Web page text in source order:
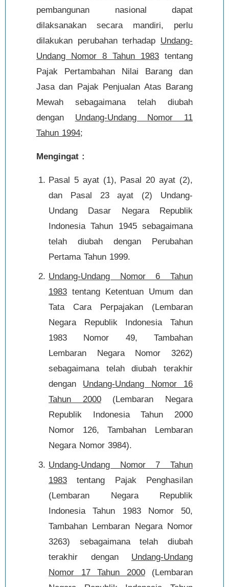
pembangunan nasional dapat
dilaksanakan secara mandiri, perlu
dilakukan perubahan terhadap Undang-
Undang Nomor 8 Tahun 1983 tentang
Pajak Pertambahan Nilai Barang dan
Jasa dan Pajak Penjualan Atas Barang
Mewah sebagaimana telah diubah
dengan Undang-Undang Nomor 11
Tahun 1994;
Mengingat :
Pasal 5 ayat (1), Pasal 20 ayat (2),
dan Pasal 23 ayat (2) Undang-
Undang Dasar Negara Republik
Indonesia Tahun 1945 sebagaimana
telah diubah dengan Perubahan
Pertama Tahun 1999.
Undang-Undang Nomor 6 Tahun
1983 tentang Ketentuan Umum dan
Tata Cara Perpajakan (Lembaran
Negara Republik Indonesia Tahun
1983 Nomor 49, Tambahan
Lembaran Negara Nomor 3262)
sebagaimana telah diubah terakhir
dengan Undang-Undang Nomor 16
Tahun 2000(Lembaran Negara
Republik Indonesia Tahun 2000
Nomor 126, Tambahan Lembaran
Negara Nomor 3984).
Undang-Undang Nomor 7 Tahun
1983 tentang Pajak Penghasilan
(Lembaran Negara Republik
Indonesia Tahun 1983 Nomor 50,
Tambahan Lembaran Negara Nomor
3263) sebagaimana telah diubah
terakhir dengan Undang-Undang
Nomor 17 Tahun 2000(Lembaran